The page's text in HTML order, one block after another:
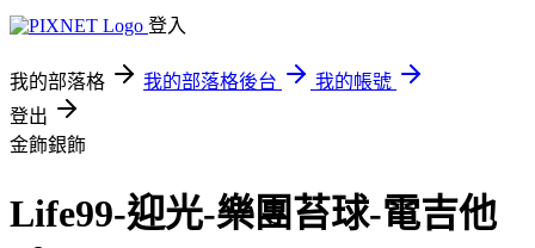
登入
我的部落格 我的部落格後台
我的帳號
登出
金飾銀飾
Life99-迎光-樂團苔球-電吉他